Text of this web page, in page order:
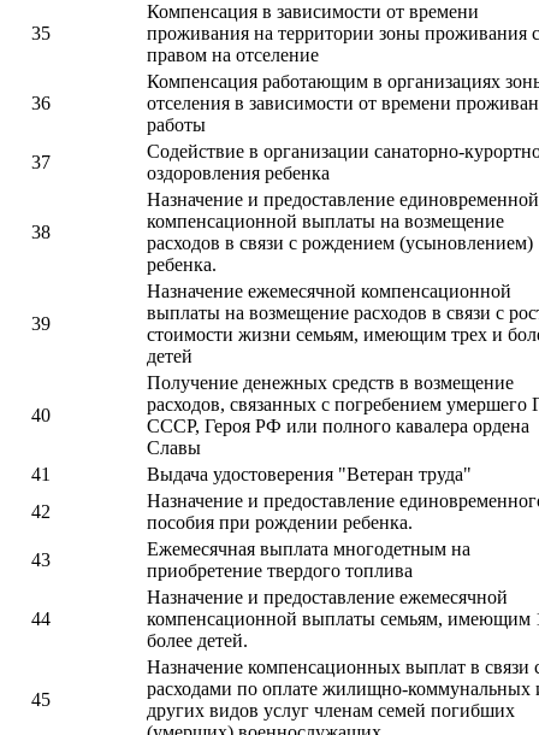
35
Компенсация в зависимости от времени
проживания на территории зоны проживания с
правом на отселение
36
Компенсация работающим в организациях
отселения в зависимости от времени
работы
37
Содействие в организации санаторно-
оздоровления ребенка
38
Назначение и предоставление единовременной
компенсационной выплаты на возмещение
расходов в связи с рождением (усыновлением)
ребенка.
39
Назначение ежемесячной компенсационной
выплаты на возмещение расходов в связи с
стоимости жизни семьям, имеющим трех и
детей
40
Получение денежных средств в возмещение
расходов, связанных с погребением умершего
СССР, Героя РФ или полного кавалера ордена
Славы
41
Выдача удостоверения "Ветеран труда"
42
Назначение и предоставление
пособия при рождении ребенка.
43
Ежемесячная выплата многодетным на
приобретение твердого топлива
44
Назначение и предоставление ежемесячной
компенсационной выплаты семьям, имеющим
более детей.
45
Назначение компенсационных выплат в связи
расходами по оплате жилищно-коммунальных
других видов услуг членам семей погибших